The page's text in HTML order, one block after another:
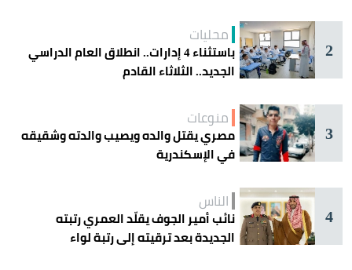
2
محليات
باستثناء 4 إدارات.. انطلاق العام الدراسي
الجديد.. الثلاثاء القادم
3
منوعات
مصري يقتل والده ويصيب والدته وشقيقه
في الإسكندرية
4
الناس
نائب أمير الجوف يقلّد العمري رتبته
الجديدة بعد ترقيته إلى رتبة لواء